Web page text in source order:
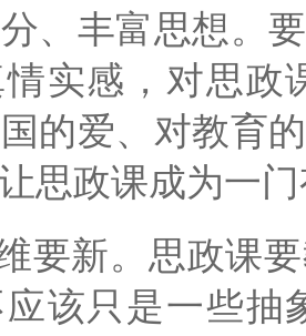
、丰富思想。
实感，对思政
的爱、对教育
思政课成为一
要新。思政课
该只是一些抽